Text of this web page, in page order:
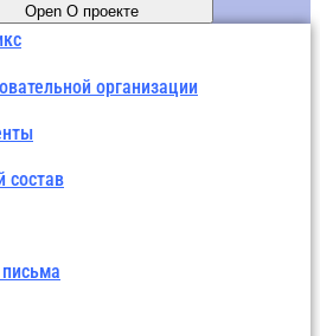
Open О проекте
организации
состав